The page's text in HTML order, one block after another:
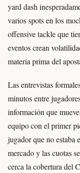
yard dash
varios spots en los
offensive tackle que
eventos crean
materia prima del
Las entrevistas
minutos entre
información que
equipo con el primer
jugador que no estaba
mercado y las cuotas
cerca la cobertura del